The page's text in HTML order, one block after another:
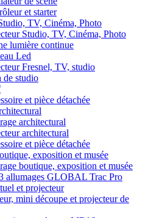
et starter
TV, Cinéma, Photo
Studio, TV, Cinéma, Photo
lumière continue
Led
Fresnel, TV, studio
de studio
et pièce détachée
architectural
architectural
et pièce détachée
exposition et musée
boutique, exposition et musée
allumages GLOBAL Trac Pro
et projecteur
mini découpe et projecteur de